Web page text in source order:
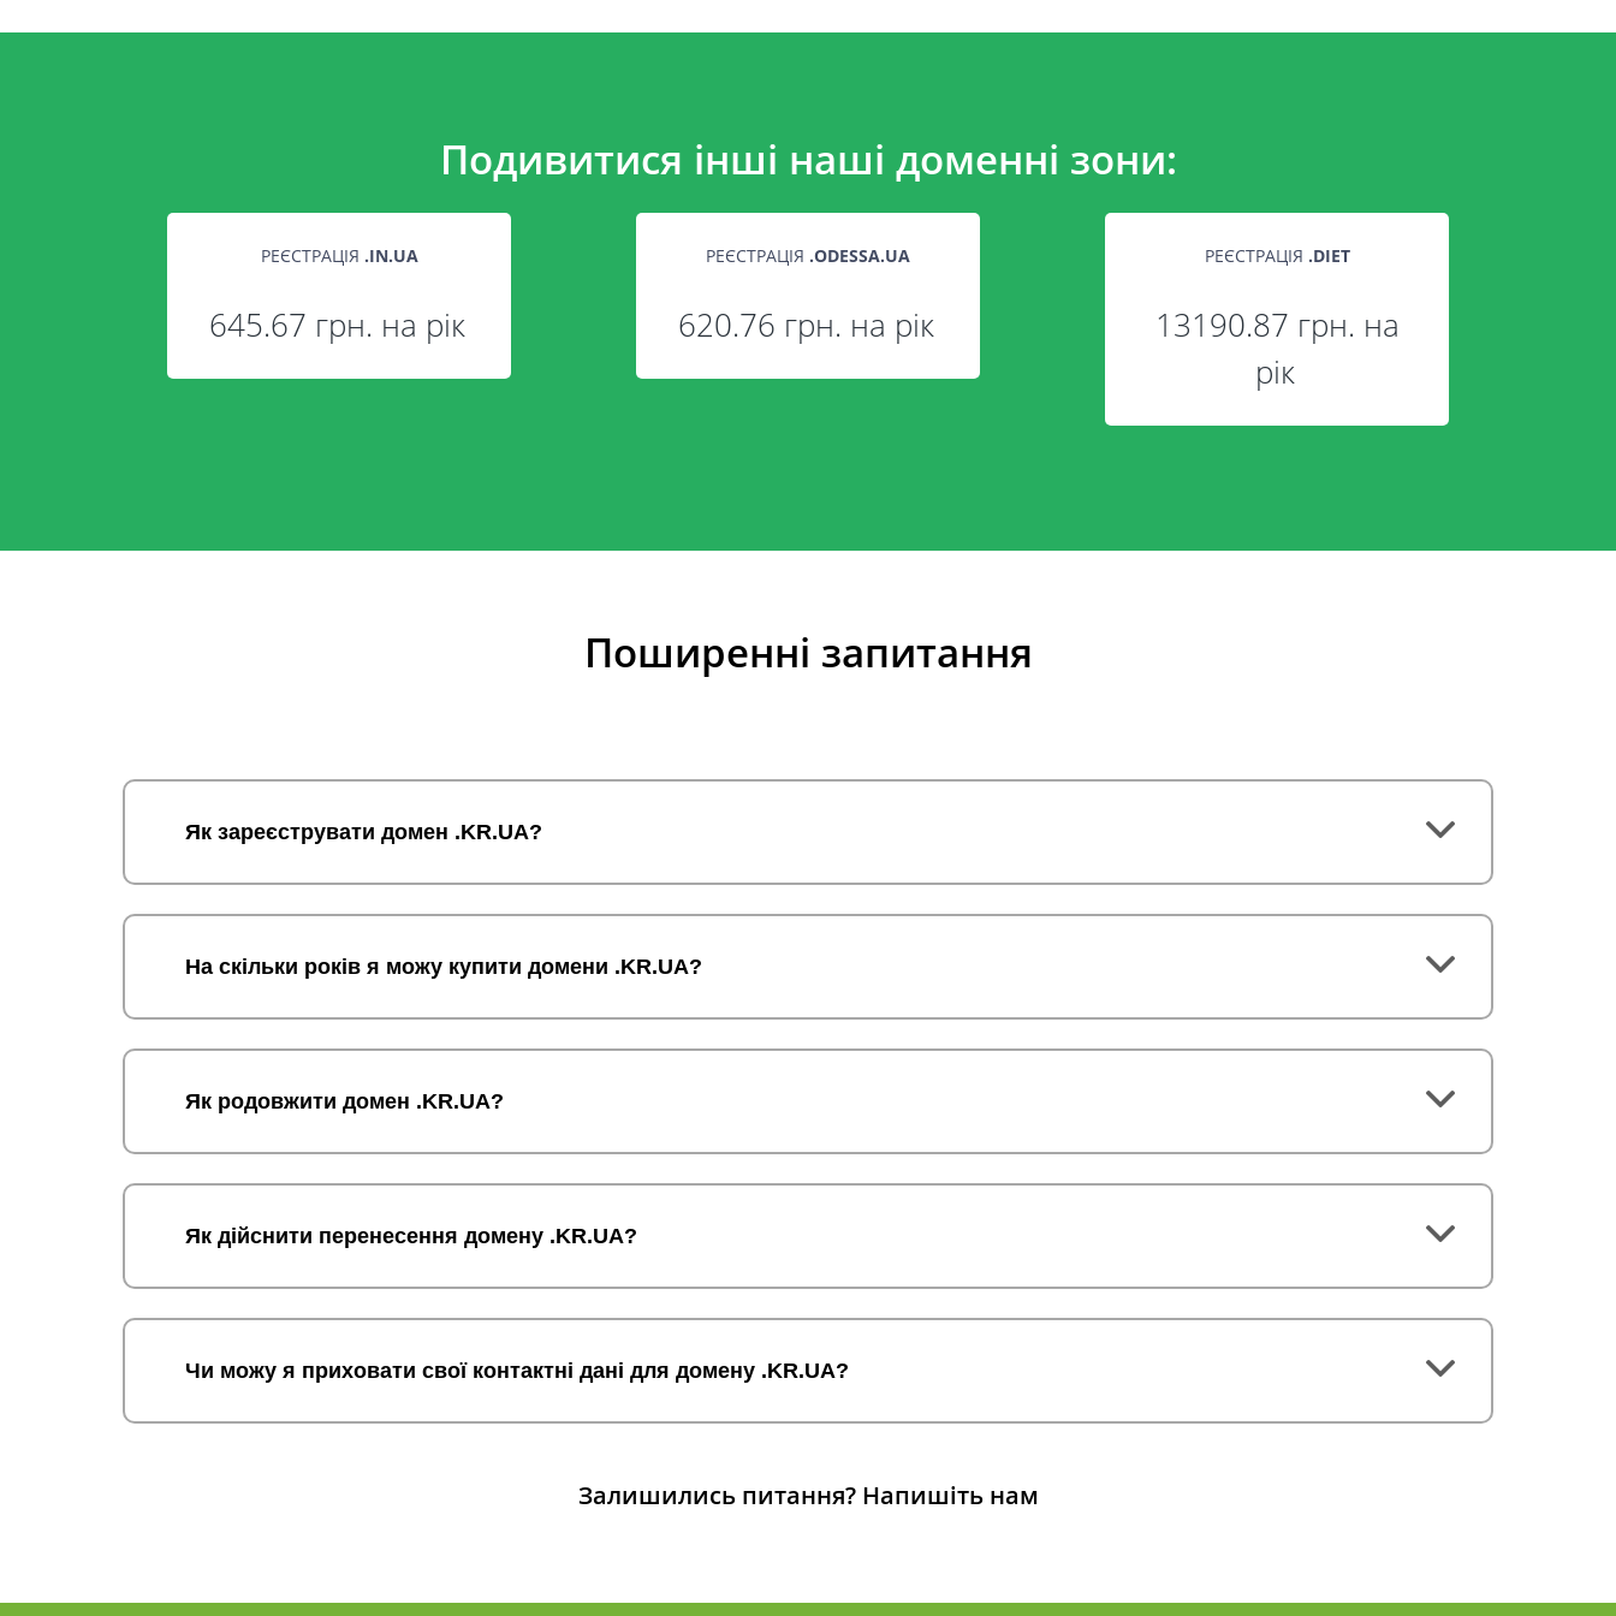
Подивитися інші наші доменні зони:
РЕЄСТРАЦІЯ .IN.UA
645.67 грн. на рік
РЕЄСТРАЦІЯ .ODESSA.UA
620.76 грн. на рік
РЕЄСТРАЦІЯ .DIET
13190.87 грн. на
рік
Поширенні запитання
Як зареєструвати домен .KR.UA?
На скільки років я можу купити домени .KR.UA?
Як родовжити домен .KR.UA?
Як дійснити перенесення домену .KR.UA?
Чи можу я приховати свої контактні дані для домену .KR.UA?
Залишились питання? Напишіть нам